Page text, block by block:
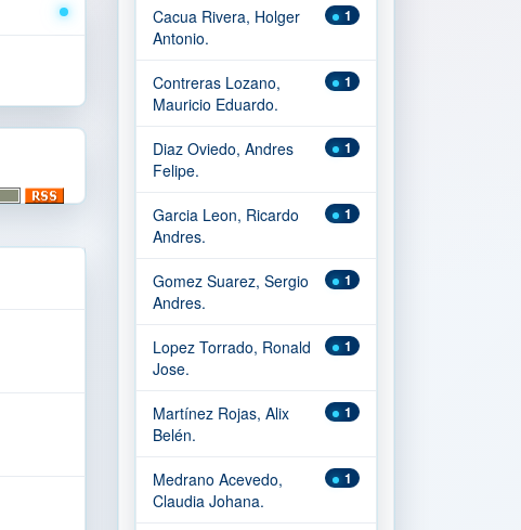
1
Cacua Rivera, Holger
Antonio.
1
Contreras Lozano,
Mauricio Eduardo.
1
Diaz Oviedo, Andres
Felipe.
1
Garcia Leon, Ricardo
Andres.
1
Gomez Suarez, Sergio
Andres.
1
Lopez Torrado, Ronald
Jose.
1
Martínez Rojas, Alix
Belén.
1
Medrano Acevedo,
Claudia Johana.